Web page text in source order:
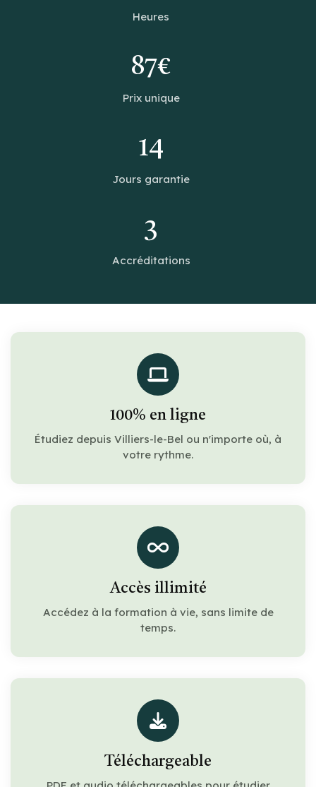
Heures
87€
Prix unique
14
Jours garantie
3
Accréditations
100% en ligne
Étudiez depuis Villiers-le-Bel ou n'importe où, à
votre rythme.
Accès illimité
Accédez à la formation à vie, sans limite de
temps.
Téléchargeable